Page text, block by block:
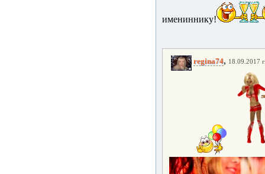
имениннику!
regina74, 18.09.2017